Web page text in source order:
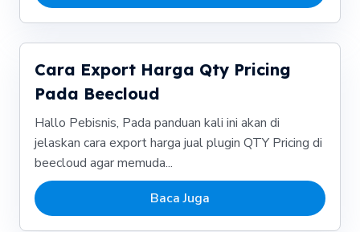
Cara Export Harga Qty Pricing
Pada Beecloud
Hallo Pebisnis, Pada panduan kali ini akan di
jelaskan cara export harga jual plugin QTY Pricing di
beecloud agar memuda...
Baca Juga